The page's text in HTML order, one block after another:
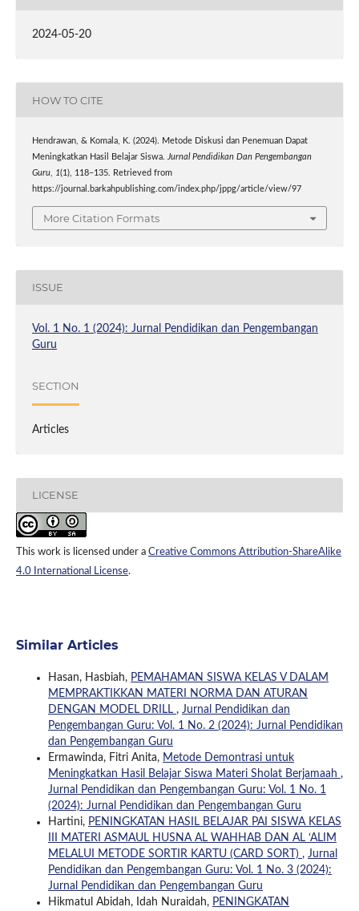
2024-05-20
HOW TO CITE
Hendrawan, & Komala, K. (2024). Metode Diskusi dan Penemuan Dapat
Meningkatkan Hasil Belajar Siswa. Jurnal Pendidikan Dan Pengembangan
Guru, 1(1), 118–135. Retrieved from
https://journal.barkahpublishing.com/index.php/jppg/article/view/97
More Citation Formats
ISSUE
Vol. 1 No. 1 (2024): Jurnal Pendidikan dan Pengembangan
Guru
SECTION
Articles
LICENSE
This work is licensed under a Creative Commons Attribution-ShareAlike
4.0 International License.
Similar Articles
Hasan, Hasbiah, PEMAHAMAN SISWA KELAS V DALAM
MEMPRAKTIKKAN MATERI NORMA DAN ATURAN
DENGAN MODEL DRILL , Jurnal Pendidikan dan
Pengembangan Guru: Vol. 1 No. 2 (2024): Jurnal Pendidikan
dan Pengembangan Guru
Ermawinda, Fitri Anita, Metode Demontrasi untuk
Meningkatkan Hasil Belajar Siswa Materi Sholat Berjamaah ,
Jurnal Pendidikan dan Pengembangan Guru: Vol. 1 No. 1
(2024): Jurnal Pendidikan dan Pengembangan Guru
Hartini, PENINGKATAN HASIL BELAJAR PAI SISWA KELAS
III MATERI ASMAUL HUSNA AL WAHHAB DAN AL ‘ALIM
MELALUI METODE SORTIR KARTU (CARD SORT) , Jurnal
Pendidikan dan Pengembangan Guru: Vol. 1 No. 3 (2024):
Jurnal Pendidikan dan Pengembangan Guru
Hikmatul Abidah, Idah Nuraidah, PENINGKATAN